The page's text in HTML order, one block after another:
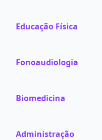
Educação Física
Fonoaudiologia
Biomedicina
Administração